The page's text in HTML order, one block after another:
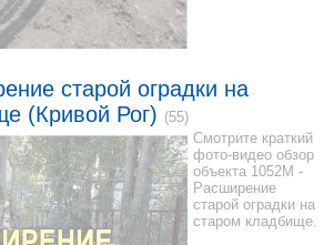
старой оградки на
(Кривой Рог) (55)
Смотрите краткий
фото-видео обзор
объекта 1052M -
Расширение
старой оградки на
старом кладбище.